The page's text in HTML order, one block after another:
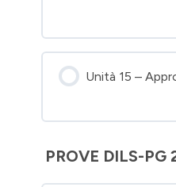
Unità 15 –
PROVE DILS-PG